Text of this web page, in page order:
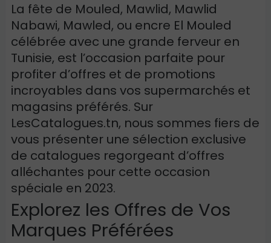
La fête de Mouled, Mawlid, Mawlid
Nabawi, Mawled, ou encre El Mouled
célébrée avec une grande ferveur en
Tunisie, est l’occasion parfaite pour
profiter d’offres et de promotions
incroyables dans vos supermarchés et
magasins préférés. Sur
LesCatalogues.tn, nous sommes fiers de
vous présenter une sélection exclusive
de catalogues regorgeant d’offres
alléchantes pour cette occasion
spéciale en 2023.
Explorez les Offres de Vos
Marques Préférées